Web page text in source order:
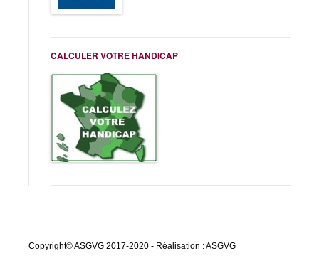
CALCULER VOTRE HANDICAP
Copyright© ASGVG 2017-2020 - Réalisation : ASGVG